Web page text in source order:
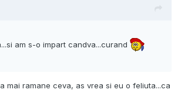
am s-o impart candva...curand
mai ramane ceva, as vrea si eu o feliuta...ca